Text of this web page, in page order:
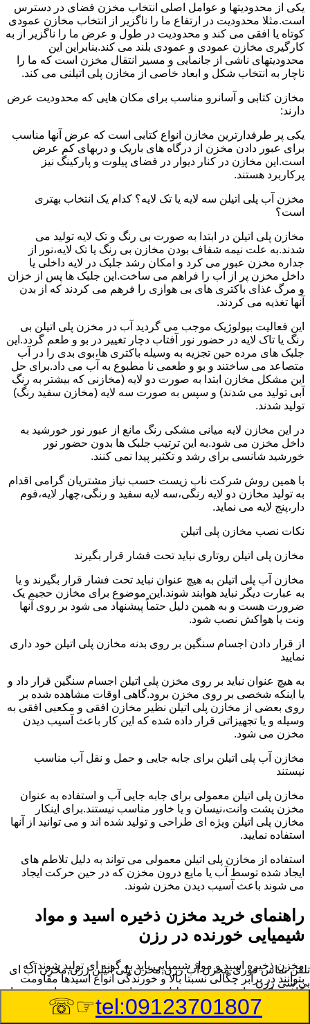
یکی از محدودیتها و عوامل اصلی انتخاب مخزن فضای در دسترس
است.مثلا محدودیت در ارتفاع ما را ناگزیر از انتخاب مخازن عمودی
کوتاه یا افقی می کند و محدودیت در طول و عرض ما را ناگزیر از به
کارگیری مخازن عمودی و عمودی بلند می کند.بنابراین این
محدودیتهای ناشی از جانمایی و مسیر انتقال مخزن است که ما را
ناچار به انتخاب شکل و ابعاد خاصی از مخازن پلی اتیلنی می کند.
مخازن کتابی و آسانرو مناسب برای مکان هایی که محدودیت عرض
دارند:
یکی پر طرفدارترین مخازن انواع کتابی است که عرض آنها مناسب
برای عبور دادن مخزن از درگاه های باریک و دربهای کم عرض
است.این مخازن در کنار دیوار در فضای پیلوت و پارکینگ نیز
پرکاربرد هستند.
مخزن آب پلی اتیلن سه لایه یا تک لایه؟ کدام یک انتخاب بهتری
است؟
مخازن پلی اتیلن در ابتدا به صورت بی رنگ و تک لایه تولید می
شدند.به علت نیمه شفاف بودن مخازن بی رنگ یا تک لایه،نور از
جداره مخزن عبور می کرد و امکان رشد جلبک در لایه داخلی یا
داخل مخزن پر از آب را فراهم می ساخت.این جلبک ها پس از خزان
و مرگ غذای باکتری های بی هوازی را فرهم می کردند که از بدن
آنها تغذیه می کردند.
این فعالیت بیولوژیک موجب می گردید آب در مخزن پلی اتیلن بی
رنگ یا تاک لایه در حضور نور آفتاب دچار تغییر در بو و طعم گردد.این
جلبک های مرده حین تجزیه به وسیله باکتری ها،بوی بدی را در آب
متصاعد می ساختند و بو و طعمی نا مطبوع به آب می داد.برای حل
این مشکل مخازن ابتدا به صورت دو لایه (مخازنی که بیشتر به رنگ
آبی تولید می شدند) و سپس به صورت سه لایه (مخازن سفید رنگ)
تولید شدند.
در این مخازن لایه میانی مشکی رنگ مانع از عبور نور خورشید به
داخل مخزن می شود.به این ترتیب جلبک ها بدون حضور نور
خورشید شانسی برای رشد و تکثیر پیدا نمی کنند.
با همین روش شرکت ناب زیست حسب نیاز مشتریان گرامی اقدام
به تولید مخازن دو لایه رنگی،سه لایه سفید و رنگی،چهار لایه،فوم
دار،پنج لایه می نماید.
نکات نصب مخازن پلی اتیلن
مخازن پلی اتیلن روتاری نباید تحت فشار قرار بگیرند
مخازن آب پلی اتیلن به هیچ عنوان نباید تحت فشار قرار بگیرند و یا
به عبارت دیگر نباید هوابند شوند.این موضوع برای مخازن حجیم یک
ضرورت هست و به همین دلیل حتماً پیشنهاد می شود بر روی آنها
ونت یا هواکش نصب شود.
از قرار دادن اجسام سنگین بر روی بدنه مخازن پلی اتیلن خود داری
نمایید
به هیچ عنوان نباید بر روی مخزن پلی اتیلن اجسام سنگین قرار داد و
یا اینکه شخصی بر روی مخزن برود.گاهی اوقات مشاهده شده بر
روی بعضی از مخازن پلی اتیلن نظیر مخازن افقی و مکعبی افقی به
وسیله و یا تجهیزاتی قرار داده شده که این کار باعث آسیب دیدن
مخزن می شود.
مخازن آب پلی اتیلن برای جابه جایی و حمل و نقل آب مناسب
نیستند
مخازن پلی اتیلن معمولی برای جابه جایی آب و استفاده به عنوان
مخزن پشت وانت،نیسان و یا خاور مناسب نیستند.برای اینکار
مخازن پلی اتیلن ویژه ای طراحی و تولید شده اند و می توانید از آنها
استفاده نمایید.
استفاده از مخازن پلی اتیلن معمولی می تواند به دلیل تلاطم های
ایجاد شده توسط آب یا مایع درون مخزن که در حین حرکت ایجاد
می شوند باعث آسیب دیدن مخزن شوند.
راهنمای خرید مخزن ذخیره اسید و مواد
شیمیایی خورنده در رزن
مخزن ذخیره اسید و مواد شیمیایی باید به گونه ای تولید شوند که
بتوانند در برابر چگالی نسبتا بالا و خورندگی انواع اسیدها مقاومت
کافی داشته باشند.به همین دلیل نمی توان در هر مخزنی اسید و مواد
شیمیایی را ذخیره کرد.
تلفن تماس فوریمخزن آب رزن,مخزن پلی اتیلن رزن,مخزن آب ای
بی سی رزن
tel:09123701807
☞☏